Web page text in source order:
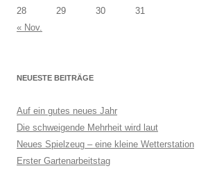
28
29 30
31
« Nov.
NEUESTE BEITRÄGE
Auf ein gutes neues Jahr
Die schweigende Mehrheit wird laut
Neues Spielzeug – eine kleine Wetterstation
Erster Gartenarbeitstag